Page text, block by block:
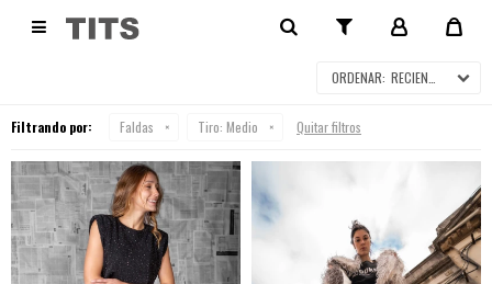
 FALDAS
RECIENTES
Filtrando por: Faldas Tiro: Medio Quitar filtros